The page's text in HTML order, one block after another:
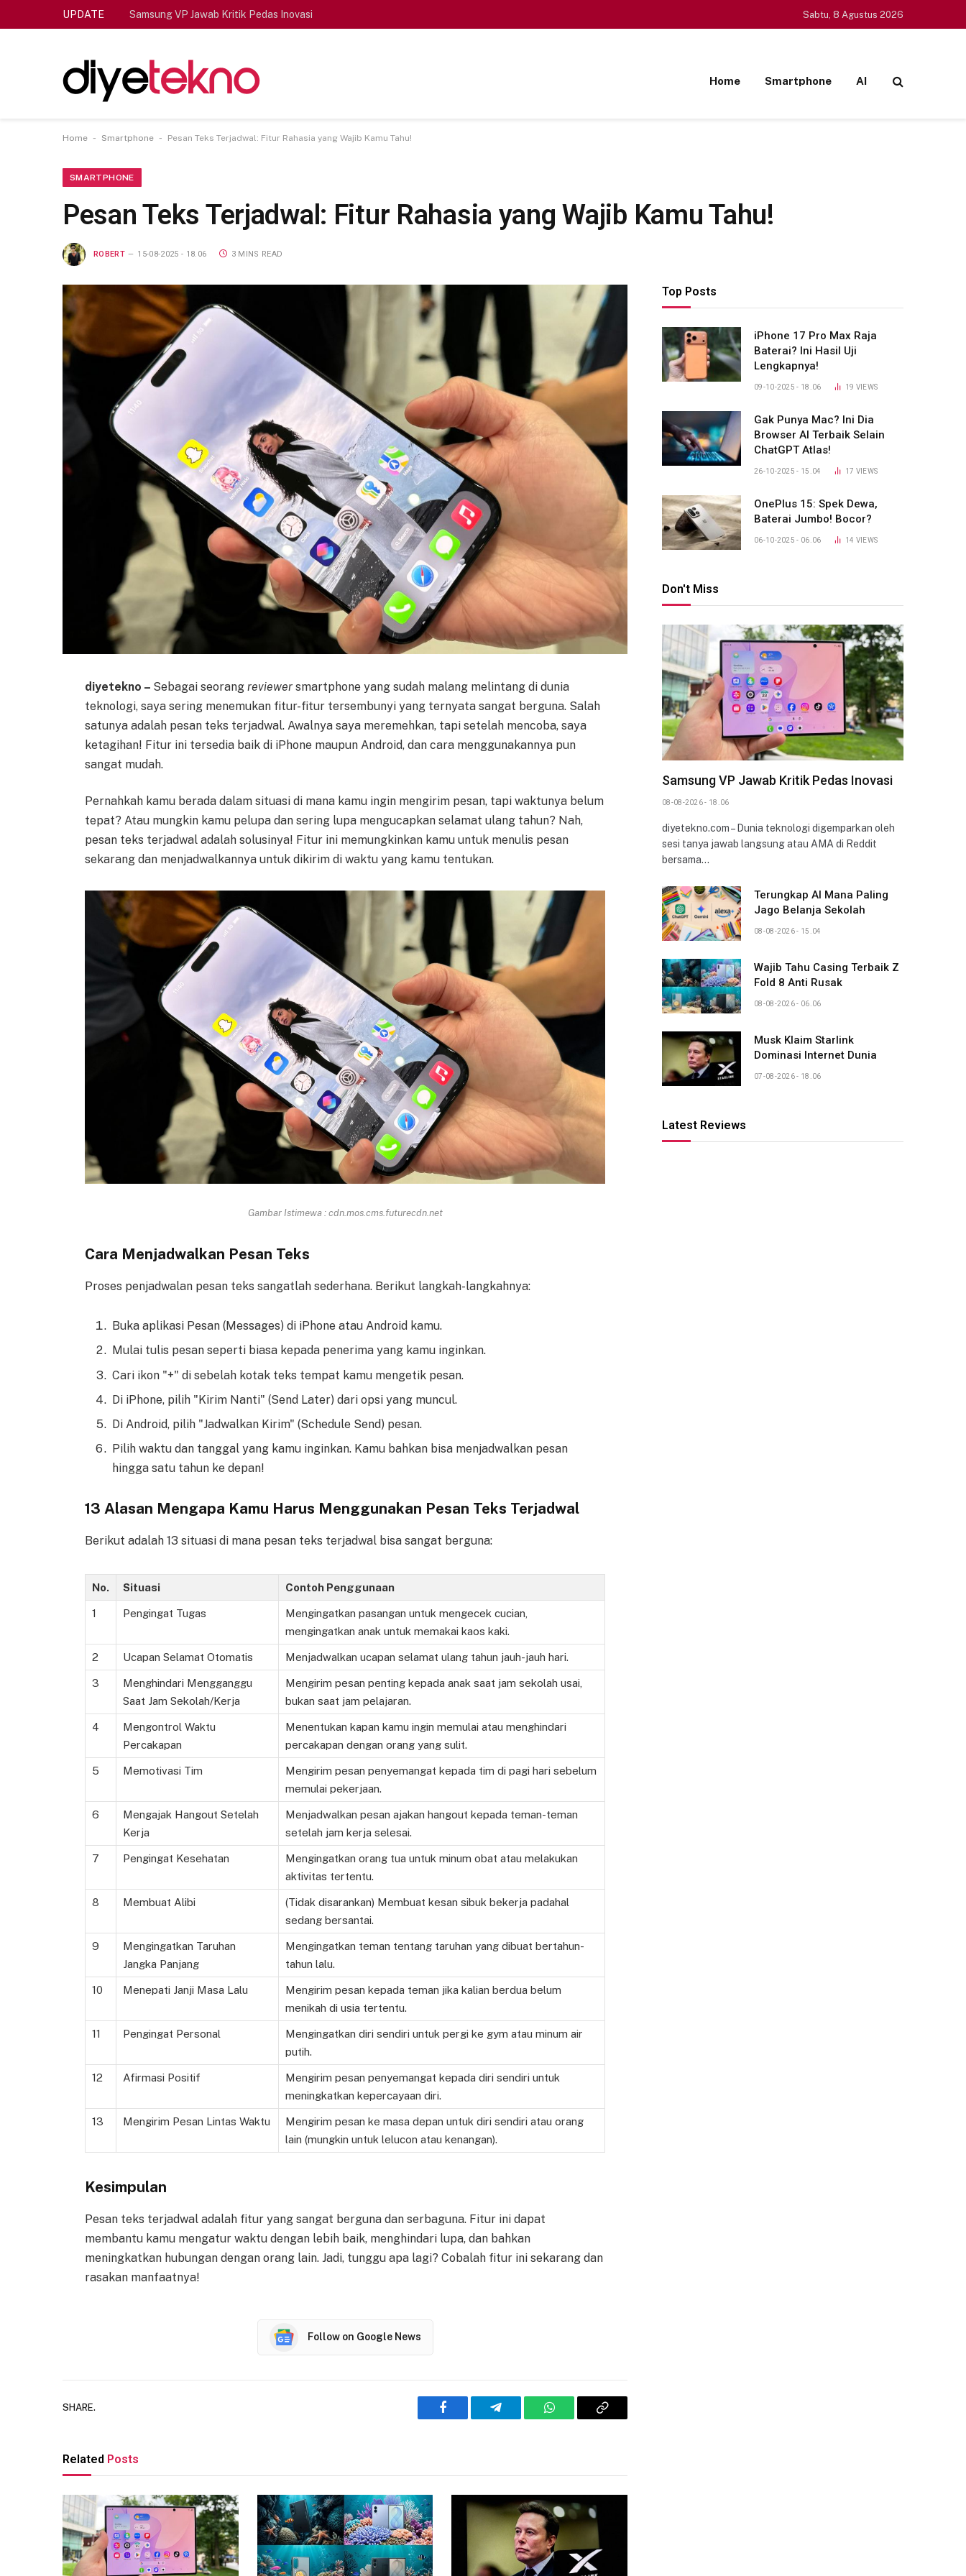
UPDATE Samsung VP Jawab Kritik Pedas Inovasi Sabtu, 8 Agustus 2026
Home Smartphone AI
Home - Smartphone - Pesan Teks Terjadwal: Fitur Rahasia yang Wajib Kamu Tahu!
SMARTPHONE
Pesan Teks Terjadwal: Fitur Rahasia yang Wajib Kamu Tahu!
ROBERT 15-08-2025 - 18.06 3 MINS READ
diyetekno – Sebagai seorang reviewersmartphone yang sudah malang melintang di dunia
teknologi, saya sering menemukan fitur-fitur tersembunyi yang ternyata sangat berguna. Salah
satunya adalah pesan teks terjadwal. Awalnya saya meremehkan, tapi setelah mencoba, saya
ketagihan! Fitur ini tersedia baik di iPhone maupun Android, dan cara menggunakannya pun
sangat mudah.
Pernahkah kamu berada dalam situasi di mana kamu ingin mengirim pesan, tapi waktunya belum
tepat? Atau mungkin kamu pelupa dan sering lupa mengucapkan selamat ulang tahun? Nah,
pesan teks terjadwal adalah solusinya! Fitur ini memungkinkan kamu untuk menulis pesan
sekarang dan menjadwalkannya untuk dikirim di waktu yang kamu tentukan.
Gambar Istimewa : cdn.mos.cms.futurecdn.net
Cara Menjadwalkan Pesan Teks
Proses penjadwalan pesan teks sangatlah sederhana. Berikut langkah-langkahnya:
Buka aplikasi Pesan (Messages) di iPhone atau Android kamu.
Mulai tulis pesan seperti biasa kepada penerima yang kamu inginkan.
Cari ikon "+" di sebelah kotak teks tempat kamu mengetik pesan.
Di iPhone, pilih "Kirim Nanti" (Send Later) dari opsi yang muncul.
Di Android, pilih "Jadwalkan Kirim" (Schedule Send) pesan.
Pilih waktu dan tanggal yang kamu inginkan. Kamu bahkan bisa menjadwalkan pesan
hingga satu tahun ke depan!
13 Alasan Mengapa Kamu Harus Menggunakan Pesan Teks Terjadwal
Berikut adalah 13 situasi di mana pesan teks terjadwal bisa sangat berguna:
No. Situasi Contoh Penggunaan
1 Pengingat Tugas
Mengingatkan pasangan untuk mengecek cucian,
mengingatkan anak untuk memakai kaos kaki.
2 Ucapan Selamat Otomatis Menjadwalkan ucapan selamat ulang tahun jauh-jauh hari.
3
Menghindari Mengganggu
Saat Jam Sekolah/Kerja
Mengirim pesan penting kepada anak saat jam sekolah usai,
bukan saat jam pelajaran.
4
Mengontrol Waktu
Percakapan
Menentukan kapan kamu ingin memulai atau menghindari
percakapan dengan orang yang sulit.
5 Memotivasi Tim
Mengirim pesan penyemangat kepada tim di pagi hari sebelum
memulai pekerjaan.
6
Mengajak Hangout Setelah
Kerja
Menjadwalkan pesan ajakan hangout kepada teman-teman
setelah jam kerja selesai.
7 Pengingat Kesehatan
Mengingatkan orang tua untuk minum obat atau melakukan
aktivitas tertentu.
8 Membuat Alibi
(Tidak disarankan) Membuat kesan sibuk bekerja padahal
sedang bersantai.
9
Mengingatkan Taruhan
Jangka Panjang
Mengingatkan teman tentang taruhan yang dibuat bertahun-
tahun lalu.
10 Menepati Janji Masa Lalu
Mengirim pesan kepada teman jika kalian berdua belum
menikah di usia tertentu.
11 Pengingat Personal
Mengingatkan diri sendiri untuk pergi ke gym atau minum air
putih.
12 Afirmasi Positif
Mengirim pesan penyemangat kepada diri sendiri untuk
meningkatkan kepercayaan diri.
13 Mengirim Pesan Lintas Waktu
Mengirim pesan ke masa depan untuk diri sendiri atau orang
lain (mungkin untuk lelucon atau kenangan).
Kesimpulan
Pesan teks terjadwal adalah fitur yang sangat berguna dan serbaguna. Fitur ini dapat
membantu kamu mengatur waktu dengan lebih baik, menghindari lupa, dan bahkan
meningkatkan hubungan dengan orang lain. Jadi, tunggu apa lagi? Cobalah fitur ini sekarang dan
rasakan manfaatnya!
Follow on Google News
SHARE.
Facebook Telegram WhatsAppCopy
Related Posts
Top Posts
iPhone 17 Pro Max Raja
Baterai? Ini Hasil Uji
Lengkapnya!
09-10-2025 - 18.06 19 VIEWS
Gak Punya Mac? Ini Dia
Browser AI Terbaik Selain
ChatGPT Atlas!
26-10-2025 - 15.04 17 VIEWS
OnePlus 15: Spek Dewa,
Baterai Jumbo! Bocor?
06-10-2025 - 06.06 14 VIEWS
Don't Miss
Samsung VP Jawab Kritik Pedas Inovasi
08-08-2026 - 18.06
diyetekno.com – Dunia teknologi digemparkan oleh
sesi tanya jawab langsung atau AMA di Reddit
bersama…
Terungkap AI Mana Paling
Jago Belanja Sekolah
08-08-2026 - 15.04
Wajib Tahu Casing Terbaik Z
Fold 8 Anti Rusak
08-08-2026 - 06.06
Musk Klaim Starlink
Dominasi Internet Dunia
07-08-2026 - 18.06
Latest Reviews